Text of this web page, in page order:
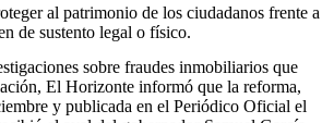
al patrimonio de los ciudadanos frente a
de sustento legal o físico.
sobre fraudes inmobiliarios que
El Horizonte informó que la reforma,
y publicada en el Periódico Oficial el